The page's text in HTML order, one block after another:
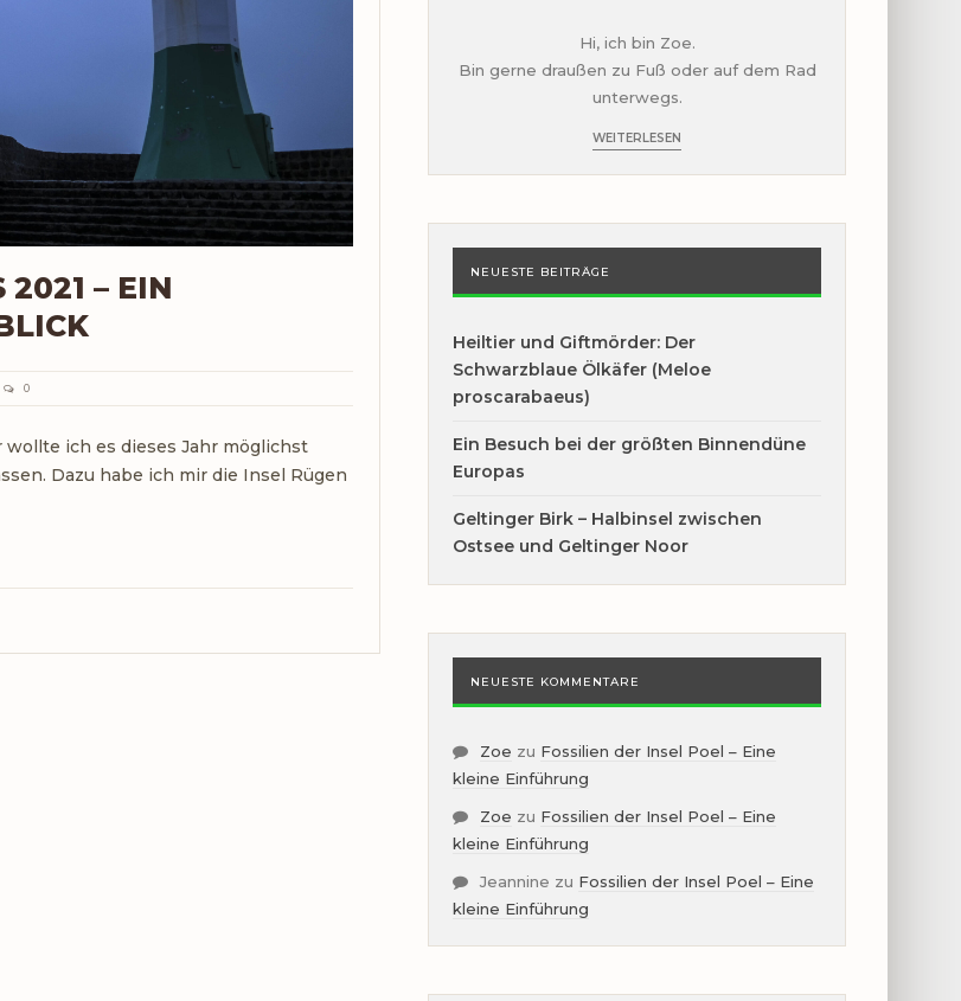
2021 – EIN
0
ich es dieses Jahr möglichst
Dazu habe ich mir die Insel Rügen
Hi, ich bin Zoe.
Bin gerne draußen zu Fuß oder auf dem Rad
unterwegs.
WEITERLESEN
NEUESTE BEITRÄGE
Heiltier und Giftmörder: Der
Schwarzblaue Ölkäfer (Meloe
proscarabaeus)
Ein Besuch bei der größten Binnendüne
Europas
Geltinger Birk – Halbinsel zwischen
Ostsee und Geltinger Noor
NEUESTE KOMMENTARE
Zoe zu Fossilien der Insel Poel – Eine
kleine Einführung
Zoe zu Fossilien der Insel Poel – Eine
kleine Einführung
Jeannine zu Fossilien der Insel Poel – Eine
kleine Einführung